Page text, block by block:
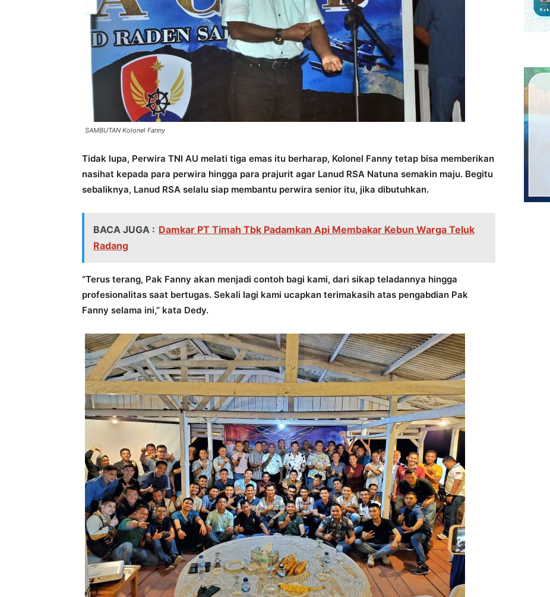
SAMBUTAN Kolonel Fanny
Tidak lupa, Perwira TNI AU melati tiga emas itu berharap, Kolonel Fanny tetap bisa memberikan
nasihat kepada para perwira hingga para prajurit agar Lanud RSA Natuna semakin maju. Begitu
sebaliknya, Lanud RSA selalu siap membantu perwira senior itu, jika dibutuhkan.
BACA JUGA : Damkar PT Timah Tbk Padamkan Api Membakar Kebun Warga Teluk
Radang
“Terus terang, Pak Fanny akan menjadi contoh bagi kami, dari sikap teladannya hingga
profesionalitas saat bertugas. Sekali lagi kami ucapkan terimakasih atas pengabdian Pak
Fanny selama ini,” kata Dedy.